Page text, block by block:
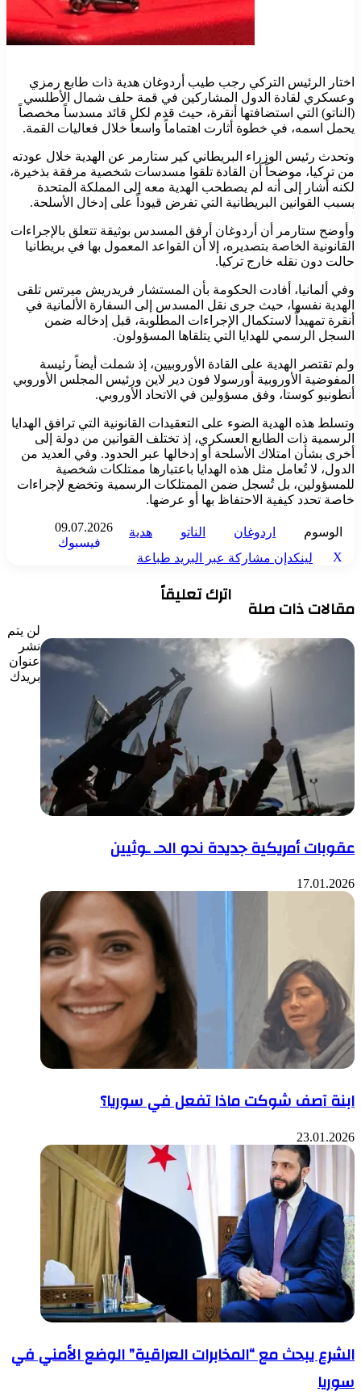
اختار الرئيس التركي رجب طيب أردوغان هدية ذات طابع رمزي
وعسكري لقادة الدول المشاركين في قمة حلف شمال الأطلسي
(الناتو) التي استضافتها أنقرة، حيث قدم لكل قائد مسدساً مخصصاً
يحمل اسمه، في خطوة أثارت اهتماماً واسعاً خلال فعاليات القمة.
وتحدث رئيس الوزراء البريطاني كير ستارمر عن الهدية خلال عودته
من تركيا، موضحاً أن القادة تلقوا مسدسات شخصية مرفقة بذخيرة،
لكنه أشار إلى أنه لم يصطحب الهدية معه إلى المملكة المتحدة
بسبب القوانين البريطانية التي تفرض قيوداً على إدخال الأسلحة.
وأوضح ستارمر أن أردوغان أرفق المسدس بوثيقة تتعلق بالإجراءات
القانونية الخاصة بتصديره، إلا أن القواعد المعمول بها في بريطانيا
حالت دون نقله خارج تركيا.
وفي ألمانيا، أفادت الحكومة بأن المستشار فريدريش ميرتس تلقى
الهدية نفسها، حيث جرى نقل المسدس إلى السفارة الألمانية في
أنقرة تمهيداً لاستكمال الإجراءات المطلوبة، قبل إدخاله ضمن
السجل الرسمي للهدايا التي يتلقاها المسؤولون.
ولم تقتصر الهدية على القادة الأوروبيين، إذ شملت أيضاً رئيسة
المفوضية الأوروبية أورسولا فون دير لاين ورئيس المجلس الأوروبي
أنطونيو كوستا، وفق مسؤولين في الاتحاد الأوروبي.
وتسلط هذه الهدية الضوء على التعقيدات القانونية التي ترافق الهدايا
الرسمية ذات الطابع العسكري، إذ تختلف القوانين من دولة إلى
أخرى بشأن امتلاك الأسلحة أو إدخالها عبر الحدود. وفي العديد من
الدول، لا تُعامل مثل هذه الهدايا باعتبارها ممتلكات شخصية
للمسؤولين، بل تُسجل ضمن الممتلكات الرسمية وتخضع لإجراءات
خاصة تحدد كيفية الاحتفاظ بها أو عرضها.
الوسوم اردوغان الناتو هدية
09.07.2026
فيسبوك
‫X
لينكدإن مشاركة عبر البريد طباعة
مقالات ذات صلة
عقوبات أمريكية جديدة نحو الحـ ـوثيين
17.01.2026
ابنة آصف شوكت ماذا تفعل في سوريا؟
23.01.2026
الشرع يبحث مع “المخابرات العراقية” الوضع الأمني في
سوريا
اترك تعليقاً
لن يتم
نشر
عنوان
بريدك